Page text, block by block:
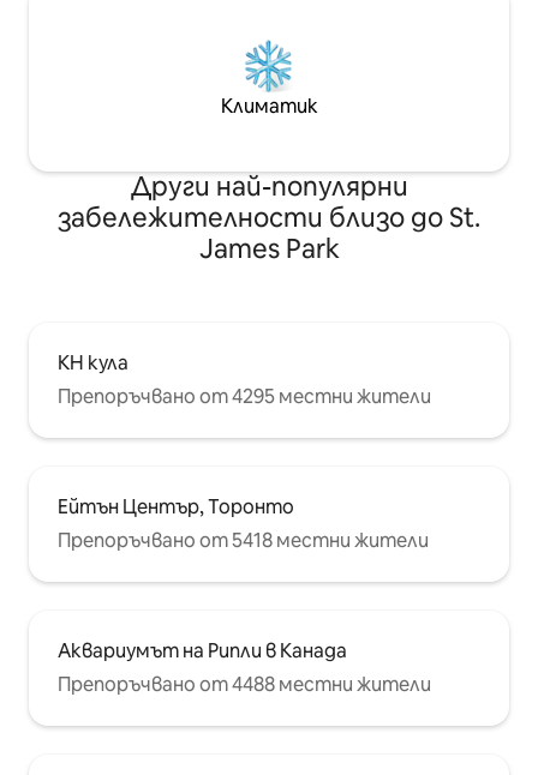
Климатик
Други най-популярни
забележителности близо до St.
James Park
КН кула
Препоръчвано от 4295 местни жители
Ейтън Център, Торонто
Препоръчвано от 5418 местни жители
Аквариумът на Рипли в Канада
Препоръчвано от 4488 местни жители